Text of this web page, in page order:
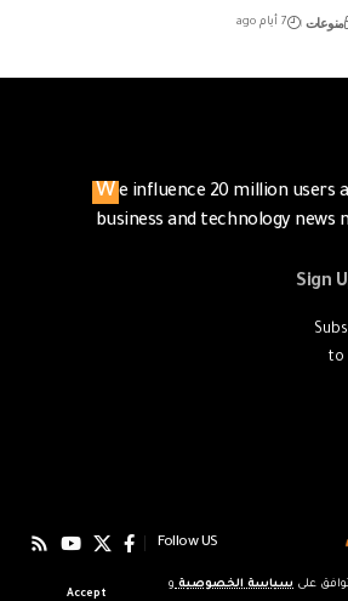
على سياسة الخصوصية و
Accept
منوعات 7 أيام ago
We influence 20 million users and is the number one
business and technology
Sign
to
Follow US